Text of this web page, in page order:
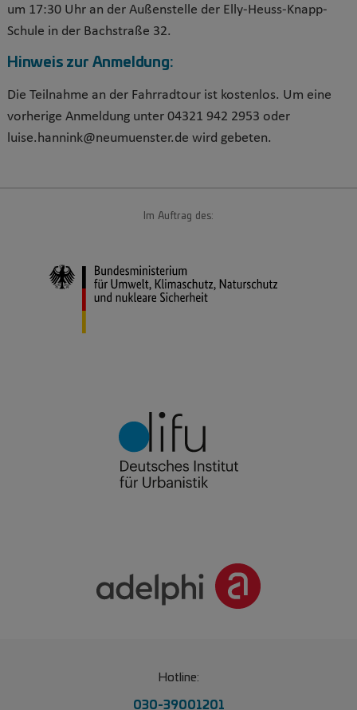
um 17:30 Uhr an der Außenstelle der Elly-Heuss-Knapp-
Schule in der Bachstraße 32.
Hinweis zur Anmeldung:
Die Teilnahme an der Fahrradtour ist kostenlos. Um eine
vorherige Anmeldung unter 04321 942 2953 oder
luise.hannink@neumuenster.de wird gebeten.
Im Auftrag des:
Hotline:
030-39001201